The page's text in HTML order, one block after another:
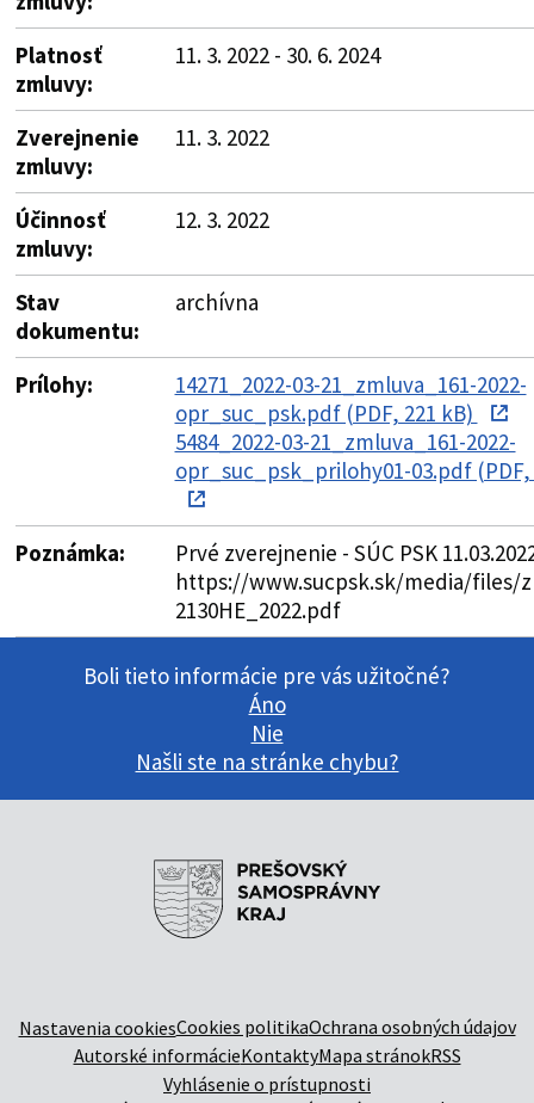
Platnosť
zmluvy:
11. 3. 2022 - 30. 6. 2024
Zverejnenie
zmluvy:
11. 3. 2022
Účinnosť
zmluvy:
12. 3. 2022
Stav
dokumentu:
archívna
Prílohy:
14271_2022-03-21_zmluva_161-2022-
opr_suc_psk.pdf (PDF, 221 kB)
5484_2022-03-21_zmluva_161-2022-
opr_suc_psk_prilohy01-03.pdf (PDF,
Poznámka:
Prvé zverejnenie - SÚC PSK
https://www.sucpsk.sk/media/files/
2130HE_2022.pdf
Boli tieto informácie pre vás užitočné?
Áno
Nie
Našli ste na stránke chybu?
Nastavenia cookiesCookies politikaOchrana osobných údajov
Autorské informácieKontaktyMapa stránokRSS
Vyhlásenie o prístupnosti